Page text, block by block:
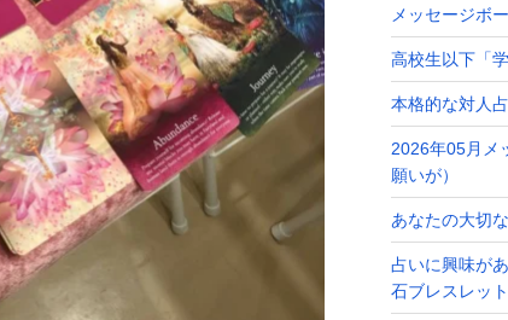
メッセージボ
高校生以下「
本格的な対人
2026年05月メ
願いが）
あなたの大切
占いに興味が
石ブレスレット